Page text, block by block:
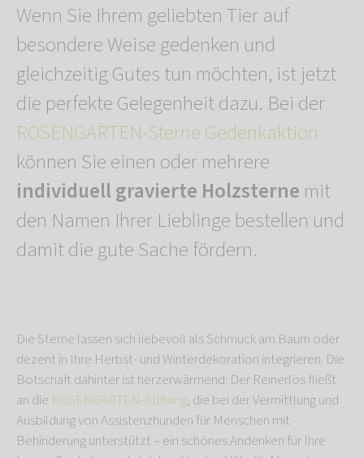
Wenn Sie Ihrem geliebten Tier auf
besondere Weise gedenken und
gleichzeitig Gutes tun möchten, ist jetzt
die perfekte Gelegenheit dazu. Bei der
ROSENGARTEN-Sterne Gedenkaktion
können Sie einen oder mehrere
individuell gravierte Holzsterne mit
den Namen Ihrer Lieblinge bestellen und
damit die gute Sache fördern.
Die Sterne lassen sich liebevoll als Schmuck am Baum oder
dezent in Ihre Herbst- und Winterdekoration integrieren. Die
Botschaft dahinter ist herzerwärmend: Der Reinerlös fließt
an die ROSENGARTEN-Stiftung, die bei der Vermittlung und
Ausbildung von Assistenzhunden für Menschen mit
Behinderung unterstützt – ein schönes Andenken für Ihre